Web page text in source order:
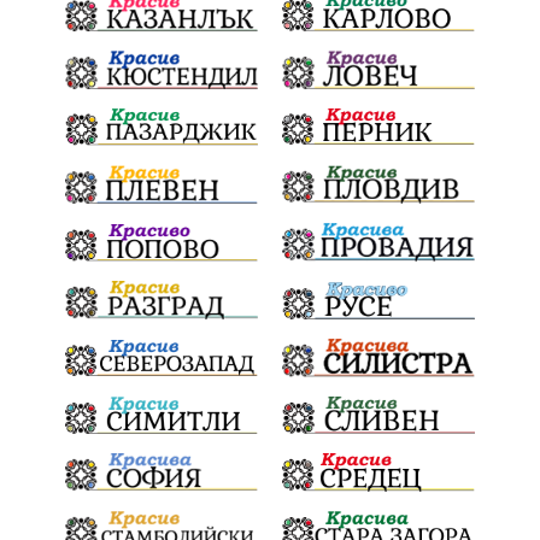
почит Актуално История
Конституционен съд ВиК Стефан Апостолов
Радослав Ревански пострадали МРРБ
ИвелинМихайлов АнгелинаПопова
Социална политика партия "Мафия" Съд
Сигурност Училища Доброволци
културно наследство Задържане под стража
Хаджидимово РуменРадев автомобил
Росен Желязков справедливост
#Земеделие социални услуги